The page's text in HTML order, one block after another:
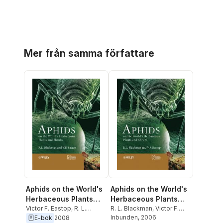
Mer från samma författare
Aphids on the World's
Herbaceous Plants
and Shrubs, 2 Volume
Set
Victor F. Eastop, R. L.
Blackman
E-bok 2008
Aphids on the World's
Herbaceous Plants
and Shrubs, 2 Volume
Set
R. L. Blackman, Victor F.
Eastop
Inbunden, 2006